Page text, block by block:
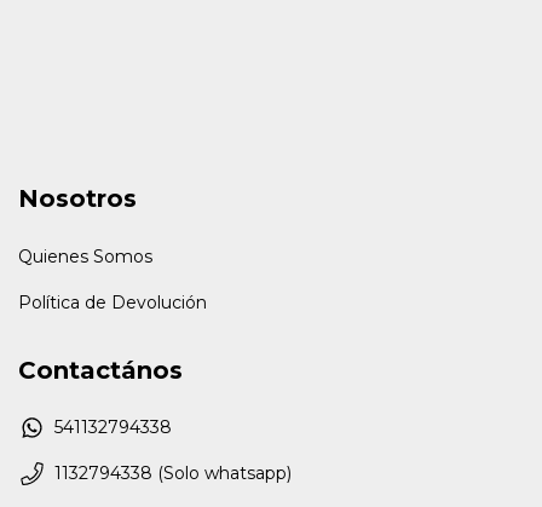
Nosotros
Quienes Somos
Política de Devolución
Contactános
541132794338
1132794338 (Solo whatsapp)